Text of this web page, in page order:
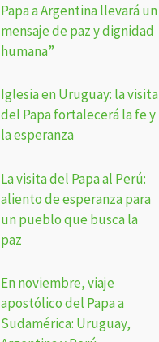
Papa a Argentina llevará un
mensaje de paz y dignidad
humana”
Iglesia en Uruguay: la visita
del Papa fortalecerá la fe y
la esperanza
La visita del Papa al Perú:
aliento de esperanza para
un pueblo que busca la
paz
En noviembre, viaje
apostólico del Papa a
Sudamérica: Uruguay,